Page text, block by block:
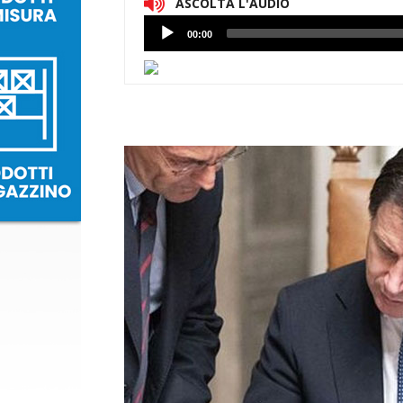
Lettore
Audio
00:00